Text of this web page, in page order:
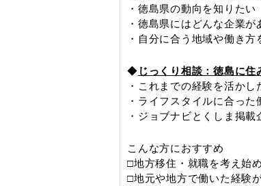
・徳島県の動向を知りたい
・徳島県にはどんな企業が
・自分に合う地域や働き方
◆ じっくり相談：徳島に住
・これまでの経験を活か
・ライフスタイルに合った
・ジョブナビとくしま掲載
こんな方におすすめ
□地方移住・就職を考え始
□地元や地方で働いた経験